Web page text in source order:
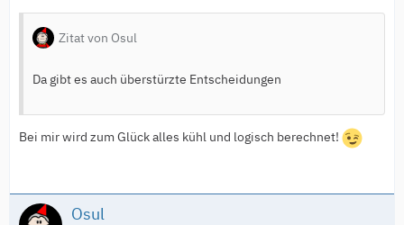
Zitat von Osul
Da gibt es auch überstürzte Entscheidungen
Bei mir wird zum Glück alles kühl und logisch berechnet!
Osul